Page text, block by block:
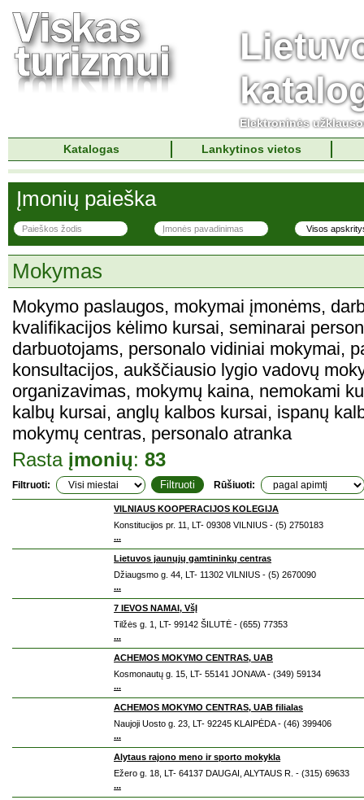
Elektroninės
Katalogas
Lankytinos vietos
Įmonių paieška
Mokymas
Mokymo paslaugos, mokymai įmonėms,
kvalifikacijos kėlimo kursai, seminarai
darbuotojams, personalo vidiniai mokymai,
konsultacijos, aukščiausio lygio vadovų
organizavimas, mokymų kaina, nemokami
kalbų kursai, anglų kalbos kursai, ispanų
mokymų centras, personalo atranka
Rasta įmonių: 83
Filtruoti: Rūšiuoti:
VILNIAUS KOOPERACIJOS KOLEGIJA
Konstitucijos pr. 11, LT- 09308 VILNIUS - (5) 2750183
...
Lietuvos jaunųjų gamtininkų centras
Džiaugsmo g. 44, LT- 11302 VILNIUS - (5) 2670090
...
7 IEVOS NAMAI, VšĮ
Tilžės g. 1, LT- 99142 ŠILUTĖ - (655) 77353
...
ACHEMOS MOKYMO CENTRAS, UAB
Kosmonautų g. 15, LT- 55141 JONAVA - (349) 59134
...
ACHEMOS MOKYMO CENTRAS, UAB filialas
Naujoji Uosto g. 23, LT- 92245 KLAIPĖDA - (46) 399406
...
Alytaus rajono meno ir sporto mokykla
Ežero g. 18, LT- 64137 DAUGAI, ALYTAUS R. - (315) 69633
...